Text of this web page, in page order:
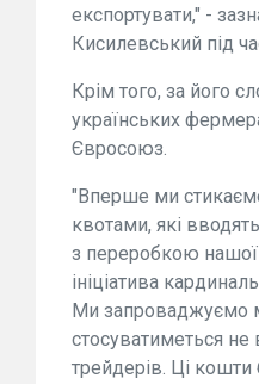
експортувати," -
Кисилевський під
Крім того, за його
українських
Євросоюз.
"Вперше ми
квотами, які
з переробкою
ініціатива
Ми запроваджуємо
стосуватиметься
трейдерів. Ці